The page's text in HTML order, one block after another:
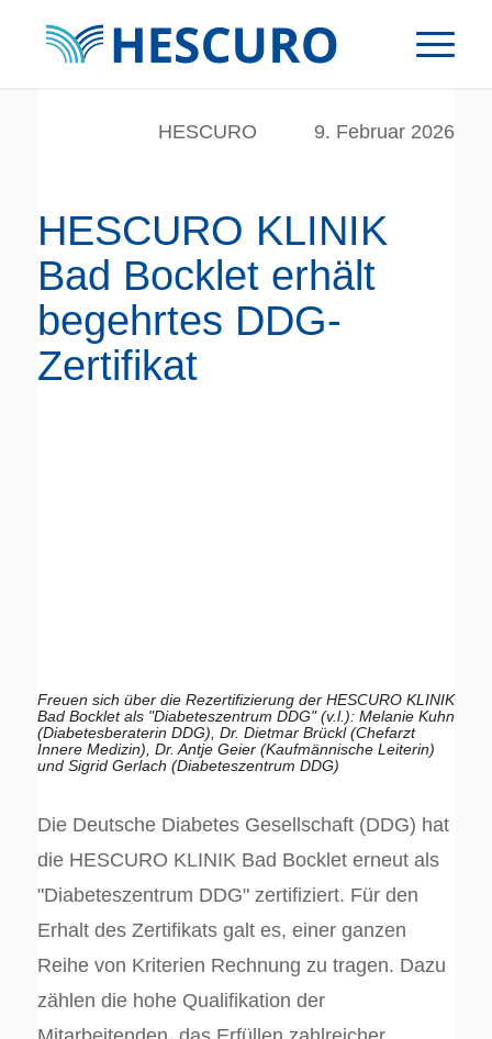
HESCURO 9. Februar 2026
HESCURO KLINIK
Bad Bocklet erhält
begehrtes DDG-
Zertifikat
Freuen sich über die Rezertifizierung der HESCURO KLINIK
Bad Bocklet als "Diabeteszentrum DDG" (v.l.): Melanie Kuhn
(Diabetesberaterin DDG), Dr. Dietmar Brückl (Chefarzt
Innere Medizin), Dr. Antje Geier (Kaufmännische Leiterin)
und Sigrid Gerlach (Diabeteszentrum DDG)
Die Deutsche Diabetes Gesellschaft (DDG) hat
die HESCURO KLINIK Bad Bocklet erneut als
"Diabeteszentrum DDG" zertifiziert. Für den
Erhalt des Zertifikats galt es, einer ganzen
Reihe von Kriterien Rechnung zu tragen. Dazu
zählen die hohe Qualifikation der